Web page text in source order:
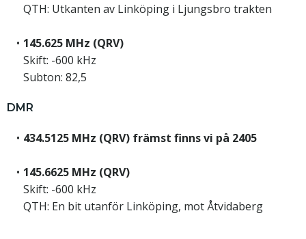
QTH: Utkanten av Linköping i Ljungsbro trakten
145.625 MHz (QRV)
Skift: -600 kHz
Subton: 82,5
DMR
434.5125 MHz (QRV) främst finns vi på 2405
145.6625 MHz (QRV)
Skift: -600 kHz
QTH: En bit utanför Linköping, mot Åtvidaberg